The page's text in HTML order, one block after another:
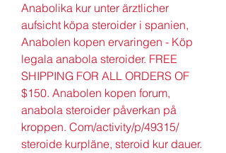
Anabolika kur unter ärztlicher
aufsicht köpa steroider i spanien,
Anabolen kopen ervaringen - Köp
legala anabola steroider. FREE
SHIPPING FOR ALL ORDERS OF
$150. Anabolen kopen forum,
anabola steroider påverkan på
kroppen. Com/activity/p/49315/
steroide kurpläne, steroid kur dauer.